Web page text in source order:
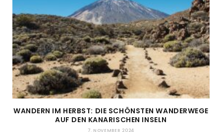
WANDERN IM HERBST: DIE SCHÖNSTEN WANDERWEGE
AUF DEN KANARISCHEN INSELN
7. NOVEMBER 2024